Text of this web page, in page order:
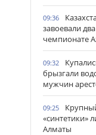
09:36
завоевали
чемпионате
09:32
брызгали
мужчин
09:25
«синтетики»
Алматы